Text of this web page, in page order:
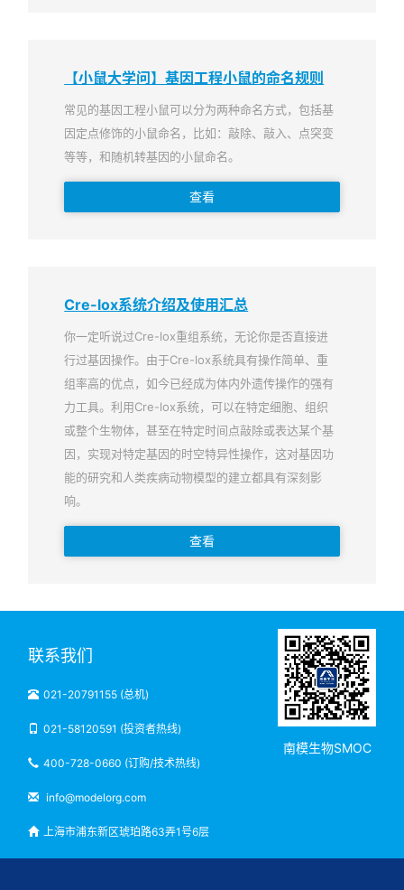
【小鼠大学问】基因工程小鼠的命名规则
常见的基因工程小鼠可以分为两种命名方式，包括基
因定点修饰的小鼠命名，比如：敲除、敲入、点突变
等等，和随机转基因的小鼠命名。
查看
Cre-lox系统介绍及使用汇总
你一定听说过Cre-lox重组系统，无论你是否直接进
行过基因操作。由于Cre-lox系统具有操作简单、重
组率高的优点，如今已经成为体内外遗传操作的强有
力工具。利用Cre-lox系统，可以在特定细胞、组织
或整个生物体，甚至在特定时间点敲除或表达某个基
因，实现对特定基因的时空特异性操作，这对基因功
能的研究和人类疾病动物模型的建立都具有深刻影
响。
查看
联系我们
021-20791155 (总机)
021-58120591 (投资者热线)
400-728-0660 (订购/技术热线)
info@modelorg.com
上海市浦东新区琥珀路63弄1号6层
南模生物SMOC